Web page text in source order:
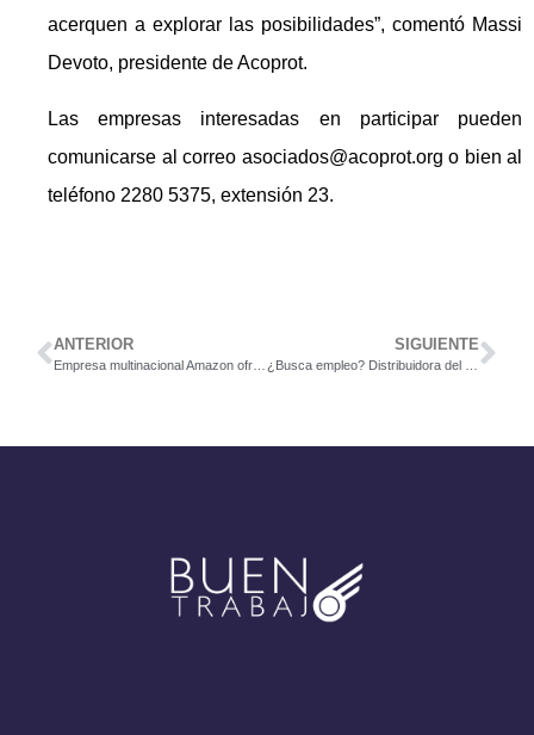
acerquen a explorar las posibilidades”, comentó Massi
Devoto, presidente de Acoprot.
Las empresas interesadas en participar pueden
comunicarse al correo asociados@acoprot.org o bien al
teléfono 2280 5375, extensión 23.
ANTERIOR SIGUIENTE